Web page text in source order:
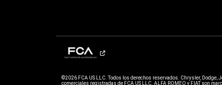
©2026 FCA US LLC. Todos los derechos reservados. Chrysler, Dodge,
comerciales registradas de FCA US LLC. ALFA ROMEO y FIAT son